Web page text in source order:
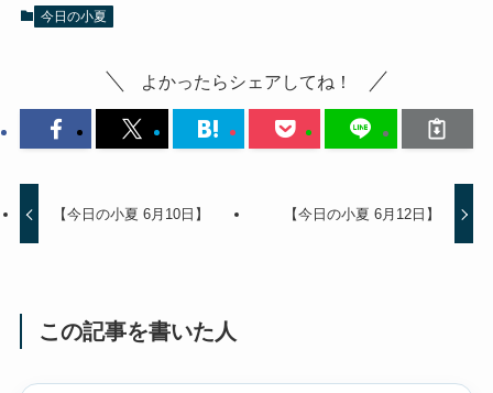
今日の小夏
よかったらシェアしてね！
【今日の小夏 6月10日】 【今日の小夏 6月12日】
この記事を書いた人